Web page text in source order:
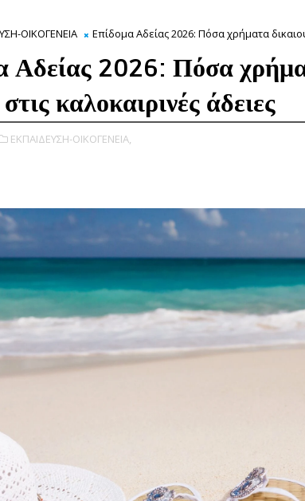
ΟΙΚΟΓΕΝΕΙΑ Επίδομα Αδείας 2026: Πόσα χρήματα
Αδείας 2026: Πόσα
καλοκαιρινές άδειες
ΕΚΠΑΙΔΕΥΣΗ-ΟΙΚΟΓΕΝΕΙΑ,